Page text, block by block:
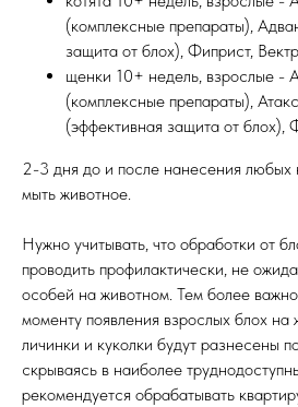
(комплексные препараты),
защита от блох), Фиприст,
щенки 10+ недель, взрослые -
(комплексные препараты),
(эффективная защита от блох),
2-3 дня до и после нанесения любых
мыть животное.
Нужно учитывать, что обработки от
проводить профилактически, не
особей на животном. Тем более
моменту появления взрослых блох на
личинки и куколки будут разнесены
скрываясь в наиболее
рекомендуется обрабатывать